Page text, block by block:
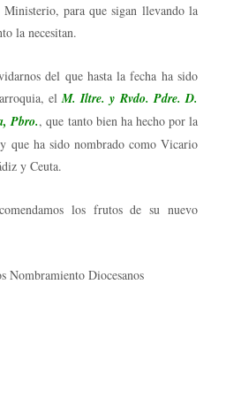
para que sigan llevando la
la necesitan.
del que hasta la fecha ha sido
elM. Iltre. y Rvdo. Pdre. D.
Pbro., que tanto bien ha hecho por la
que ha sido nombrado como Vicario
y Ceuta.
los frutos de su nuevo
Nombramiento Diocesanos